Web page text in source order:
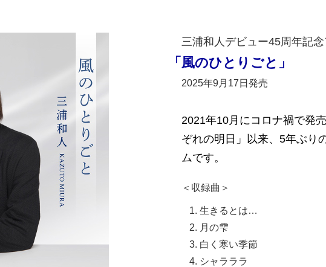
三浦和人デビュー45周年記
「風のひとりごと」
2025年9月17日発売
2021年10月にコロナ禍で発
ぞれの明日」以来、5年ぶり
ムです。
＜収録曲＞
生きるとは…
月の雫
白く寒い季節
シャラララ